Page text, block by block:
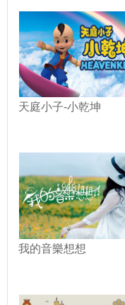
天庭小子-小乾坤
我的音樂想想